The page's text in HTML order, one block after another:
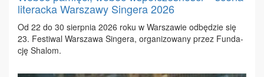
literacka Warszawy Singera 2026
Od 22 do 30 sierp­nia 2026 ro­ku w War­sza­wie od­bę­dzie się
23. Fe­sti­wal War­sza­wa Sin­ge­ra, or­ga­ni­zo­wa­ny przez Fun­da­
cję Sha­lom.